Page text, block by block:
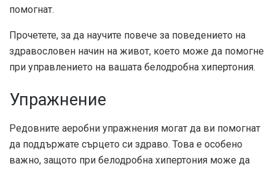
помогнат.
Прочетете, за да научите повече за поведението на
здравословен начин на живот, което може да помогне
при управлението на вашата белодробна хипертония.
Упражнение
Редовните аеробни упражнения могат да ви помогнат
да поддържате сърцето си здраво. Това е особено
важно, защото при белодробна хипертония може да